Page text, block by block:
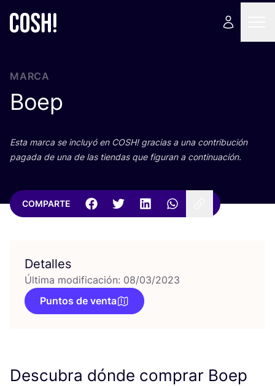
MARCA
Boep
Esta mar­ca se inclu­yó en COSH! gra­cias a una con­tri­bu­ción
paga­da de una de las tien­das que figu­ran a continuación.
COMPARTE
Detalles
Última modificación: 08/03/2023
Puntos de venta
Descubra dónde comprar Boep